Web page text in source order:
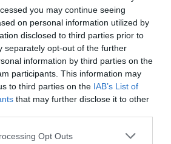
you may continue seeing
on personal information utilized by
disclosed to third parties prior to
separately opt-out of the further
information by third parties on the
participants. This information may
to third parties on the IAB’s List of
that may further disclose it to other
Opt Outs
πάσες σε αγώνα νοκ-
το σοκαριστικό
Το τελευταίο, μαζί με το
στον όμιλο, είναι τα 2
καταγραφεί σε αγώνα από τότε
των Γερμανών. Ένα ακόμα ρεκόρ